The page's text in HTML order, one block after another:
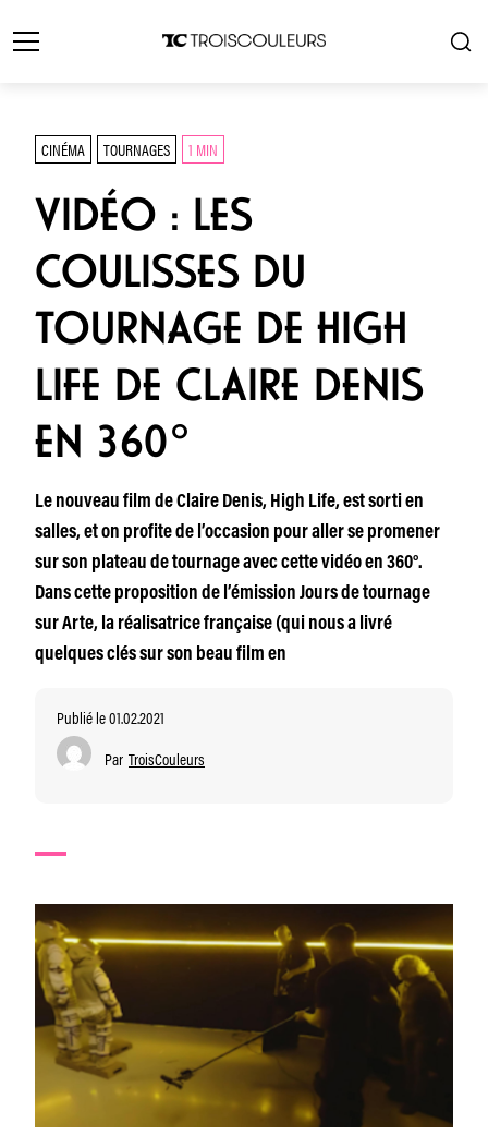
CINÉMA TOURNAGES 1 MIN
VIDÉO : LES
COULISSES DU
TOURNAGE DE HIGH
LIFE DE CLAIRE DENIS
EN 360°
Le nouveau film de Claire Denis, High Life, est sorti en
salles, et on profite de l’occasion pour aller se promener
sur son plateau de tournage avec cette vidéo en 360°.
Dans cette proposition de l’émission Jours de tournage
sur Arte, la réalisatrice française (qui nous a livré
quelques clés sur son beau film en
Publié le 01.02.2021
Par TroisCouleurs